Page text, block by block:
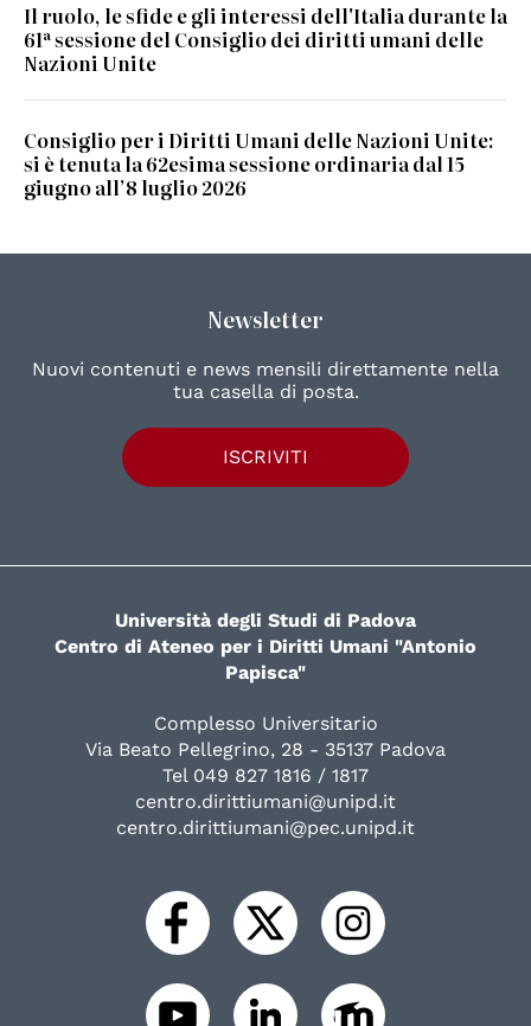
Il ruolo, le sfide e gli interessi dell'Italia durante la
61ª sessione del Consiglio dei diritti umani delle
Nazioni Unite
Consiglio per i Diritti Umani delle Nazioni Unite:
si è tenuta la 62esima sessione ordinaria dal 15
giugno all’8 luglio 2026
Newsletter
Nuovi contenuti e news mensili direttamente nella
tua casella di posta.
ISCRIVITI
Università degli Studi di Padova
Centro di Ateneo per i Diritti Umani "Antonio
Papisca"
Complesso Universitario
Via Beato Pellegrino, 28 - 35137 Padova
Tel 049 827 1816 / 1817
centro.dirittiumani@unipd.it
centro.dirittiumani@pec.unipd.it